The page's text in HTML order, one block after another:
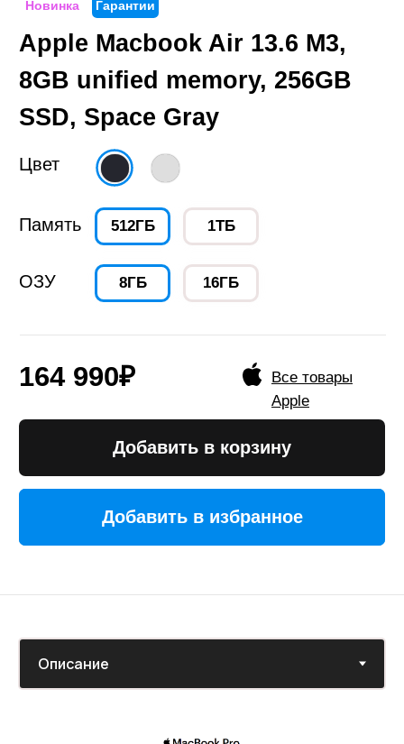
16ГБ
8ГБ
ОЗУ
Память 512ГБ 1ТБ
164 990₽
Добавить в корзину